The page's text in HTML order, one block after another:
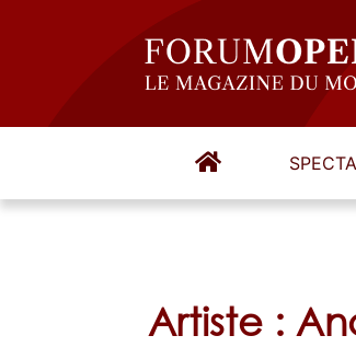
Artiste :